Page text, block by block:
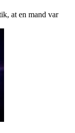
at en mand var